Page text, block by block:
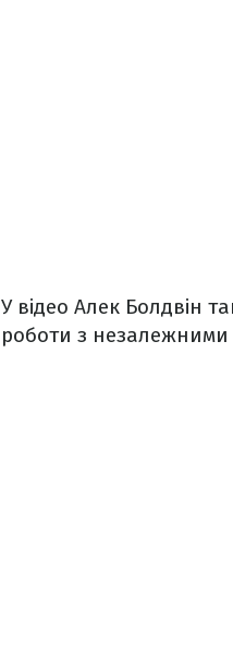
У відео Алек Болдвін
роботи з незалежними